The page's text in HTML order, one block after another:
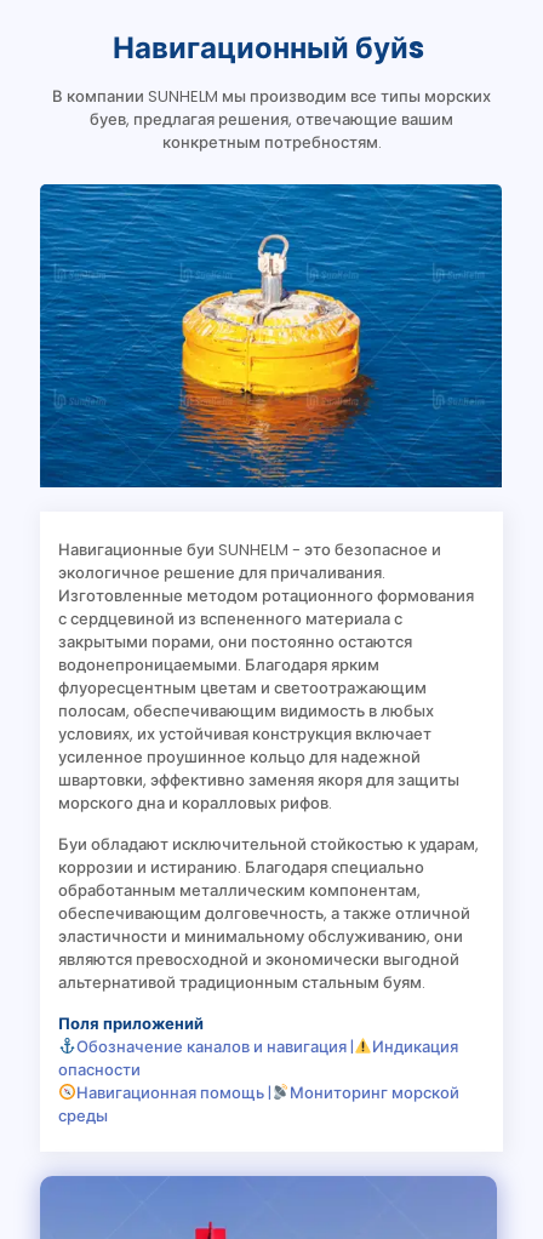
Навигационный буйs
В компании SUNHELM мы производим все типы морских
буев, предлагая решения, отвечающие вашим
конкретным потребностям.
Навигационные буи SUNHELM - это безопасное и
экологичное решение для причаливания.
Изготовленные методом ротационного формования
с сердцевиной из вспененного материала с
закрытыми порами, они постоянно остаются
водонепроницаемыми. Благодаря ярким
флуоресцентным цветам и светоотражающим
полосам, обеспечивающим видимость в любых
условиях, их устойчивая конструкция включает
усиленное проушинное кольцо для надежной
швартовки, эффективно заменяя якоря для защиты
морского дна и коралловых рифов.
Буи обладают исключительной стойкостью к ударам,
коррозии и истиранию. Благодаря специально
обработанным металлическим компонентам,
обеспечивающим долговечность, а также отличной
эластичности и минимальному обслуживанию, они
являются превосходной и экономически выгодной
альтернативой традиционным стальным буям.
Поля приложений
Обозначение каналов и навигация |
Индикация
опасности
Навигационная помощь |
Мониторинг морской
среды